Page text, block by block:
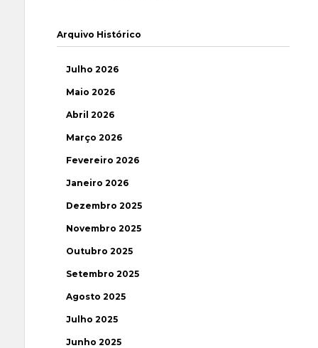
Arquivo Histórico
Julho 2026
Maio 2026
Abril 2026
Março 2026
Fevereiro 2026
Janeiro 2026
Dezembro 2025
Novembro 2025
Outubro 2025
Setembro 2025
Agosto 2025
Julho 2025
Junho 2025